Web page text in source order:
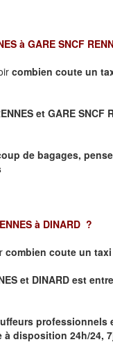
à GARE SNCF
combien coute un
et GARE SNCF
de bagages,
à DINARD ?
combien coute un taxi
et DINARD est
professionnels
disposition 24h/24,